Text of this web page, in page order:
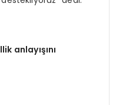
anlayışını